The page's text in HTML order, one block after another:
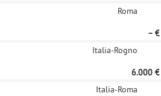
Roma
– €
Italia-Rogno
6.000 €
Italia-Roma